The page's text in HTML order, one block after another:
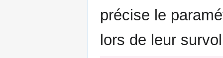
précise le
lors de leur